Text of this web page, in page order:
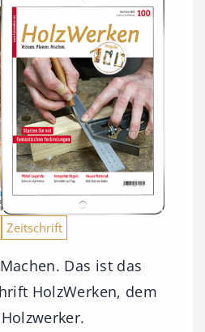
Zeitschrift
Das ist das
HolzWerken, dem